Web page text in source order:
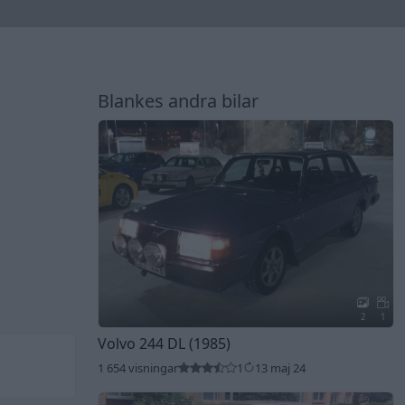
Blankes andra bilar
2 1
Volvo 244 DL (1985)
1 654 visningar 1 13 maj 24